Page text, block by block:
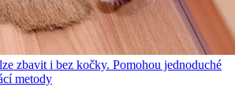
zbavit i bez kočky. Pomohou jednoduché
metody